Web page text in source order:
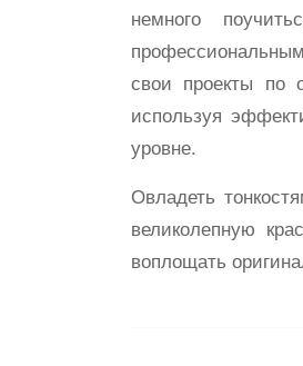
немного
свои проекты по
используя
уровне.
Овладеть
великолепную
воплощать